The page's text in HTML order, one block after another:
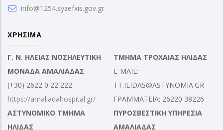
info@1254.syzefxis.gov.gr
ΧΡΗΣΙΜΑ
Γ. Ν. ΗΛΕΙΑΣ ΝΟΣΗΛΕΥΤΙΚΗ
ΜΟΝΑΔΑ ΑΜΑΛΙΑΔΑΣ
(+30) 2622 0 22 222
https://amaliadahospital.gr/
ΑΣΤΥΝΟΜΙΚΟ ΤΜΗΜΑ
ΗΛΙΔΑΣ
ΤΜΗΜΑ ΤΡΟΧΑΙΑΣ ΗΛΙΔΑΣ
E-MAIL:
TT.ILIDAS@ASTYNOMIA.GR
ΓΡΑΜΜΑΤΕΙΑ: 26220 38226
ΠΥΡΟΣΒΕΣΤΙΚΗ ΥΠΗΡΕΣΙΑ
ΑΜΑΛΙΑΔΑΣ